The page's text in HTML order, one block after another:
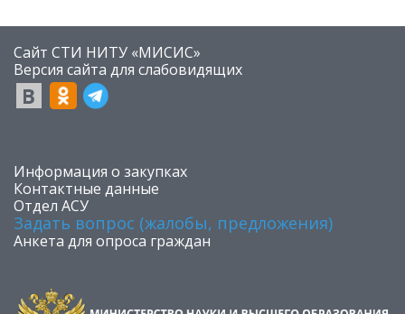
Сайт СТИ НИТУ «МИСИС»
​Версия сайта для слабовидящих
​Информация о закупках
Контактные данные
Отдел АСУ
Задать вопрос (жалобы, предложения)
Анкета для опроса граждан